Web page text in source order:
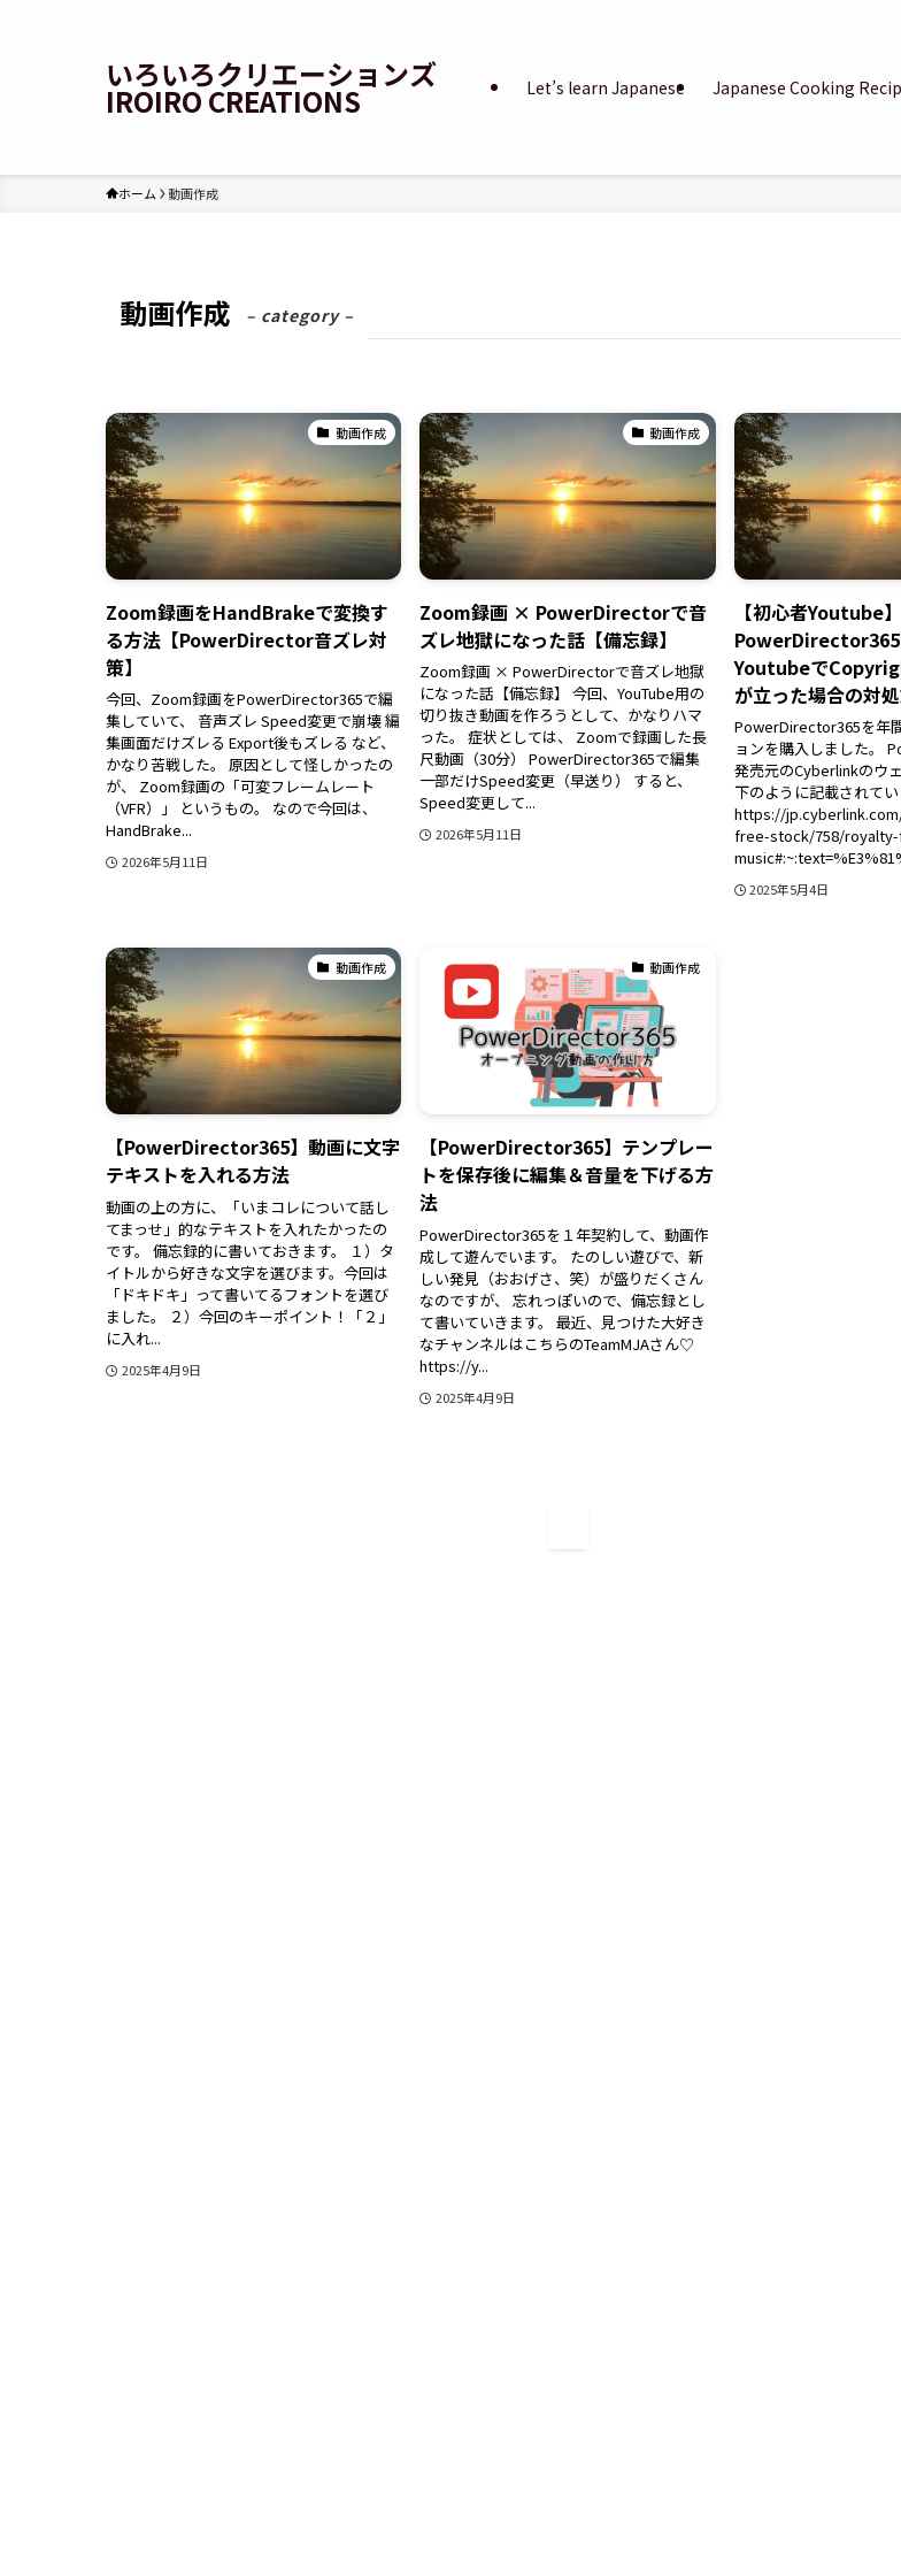
いろいろクリエーションズ
IROIRO CREATIONS Let’s learn Japanese Japanese Cooking
ホーム 動画作成
動画作成 – category –
動画作成
Zoom録画をHandBrakeで変換す
る方法【PowerDirector音ズレ対
策】
今回、Zoom録画をPowerDirector365で編
集していて、 音声ズレ Speed変更で崩壊 編
集画面だけズレる Export後もズレる など、
かなり苦戦した。 原因として怪しかったの
が、 Zoom録画の「可変フレームレート
（VFR）」 というもの。 なので今回は、
HandBrake...
2026年5月11日
動画作成
Zoom録画 × PowerDirectorで音
ズレ地獄になった話【備忘録】
Zoom録画 × PowerDirectorで音ズレ地獄
になった話【備忘録】 今回、YouTube用の
切り抜き動画を作ろうとして、かなりハマ
った。 症状としては、 Zoomで録画した長
尺動画（30分） PowerDirector365で編集
一部だけSpeed変更（早送り） すると、
Speed変更して...
2026年5月11日
【初心者Youtube】
PowerDirector365
Youtubeで
が立った場合の対
PowerDirector365を年
ョンを購入しました。
発売元のCyberlinkのウ
下のように記載されてい
https://
free-stock/758/
2025年5月4日
動画作成
【PowerDirector365】動画に文字
テキストを入れる方法
動画の上の方に、「いまコレについて話し
てまっせ」的なテキストを入れたかったの
です。 備忘録的に書いておきます。 １）タ
イトルから好きな文字を選びます。今回は
「ドキドキ」って書いてるフォントを選び
ました。 ２）今回のキーポイント！「２」
に入れ...
2025年4月9日
動画作成
【PowerDirector365】テンプレー
トを保存後に編集＆音量を下げる方
法
PowerDirector365を１年契約して、動画作
成して遊んでいます。 たのしい遊びで、新
しい発見（おおげさ、笑）が盛りだくさん
なのですが、 忘れっぽいので、備忘録とし
て書いていきます。 最近、見つけた大好き
なチャンネルはこちらのTeamMJAさん♡
https://y...
2025年4月9日